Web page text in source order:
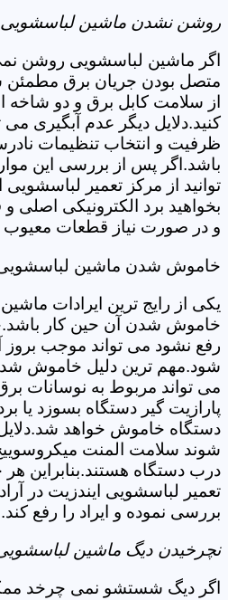
روشن نشدن ماشین لباسشویی
اگر ماشین لباسشویی روشن نمی
متصل بودن جریان برق مطمئن
از سلامت کابل برق و دو شاخه
کنید.دلایل دیگر عدم آبگیری می
ظرفیت و انتخاب تنظیمات
باشد.اگر پس از بررسی این
توانید از مرکز تعمیر لباسشویی
بخواهید برد الکترونیکی اصلی
و در صورت نیاز قطعات معیوب
خاموش شدن ماشین لباسشویی
یکی از رایج ترین ایرادات
خاموش شدن آن حین کار
رفع نشود می تواند موجب
شود.مهم ترین دلیل خاموش
می تواند مربوط به نوسانات
پارازیت گیر دستگاه بسوزد یا
دستگاه خاموش خواهد
شوند سلامت المنت
درب دستگاه هستند.بنابراین
تعمیر لباسشویی ایندزیت در
بررسی نموده و ایراد را رفع کند.
نچرخیدن دیگ ماشین لباسشویی
اگر دیگ شستشو نمی چرخد